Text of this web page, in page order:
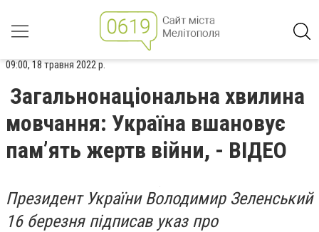
09:00, 18 травня 2022 р.
Загальнонаціональна хвилина
мовчання: Україна вшановує
пам’ять жертв війни, - ВІДЕО
Президент України Володимир Зеленський
16 березня підписав указ про